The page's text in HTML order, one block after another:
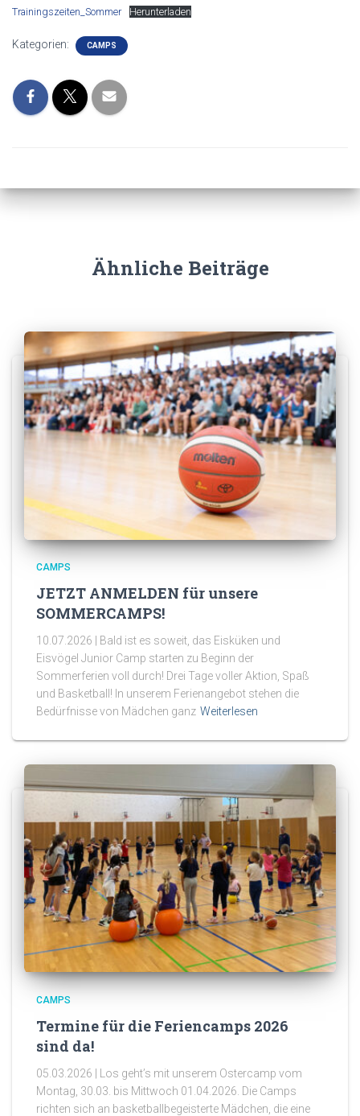
Trainingszeiten_Sommer Herunterladen
Kategorien: CAMPS
Ähnliche Beiträge
CAMPS
JETZT ANMELDEN für unsere
SOMMERCAMPS!
10.07.2026 | Bald ist es soweit, das Eisküken und
Eisvögel Junior Camp starten zu Beginn der
Sommerferien voll durch! Drei Tage voller Aktion, Spaß
und Basketball! In unserem Ferienangebot stehen die
Bedürfnisse von Mädchen ganz Weiterlesen
CAMPS
Termine für die Feriencamps 2026
sind da!
05.03.2026 | Los geht’s mit unserem Ostercamp vom
Montag, 30.03. bis Mittwoch 01.04.2026. Die Camps
richten sich an basketballbegeisterte Mädchen, die eine